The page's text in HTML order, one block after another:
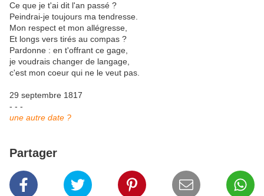
Ce que je t'ai dit l'an passé ?
Peindrai-je toujours ma tendresse.
Mon respect et mon allégresse,
Et longs vers tirés au compas ?
Pardonne : en t'offrant ce gage,
je voudrais changer de langage,
c'est mon coeur qui ne le veut pas.
29 septembre 1817
- - -
une autre date ?
Partager